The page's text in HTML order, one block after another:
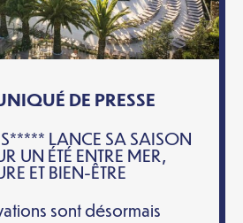
DE PRESSE
LANCE SA SAISON
UN ÉTÉ ENTRE MER,
ET BIEN-ÊTRE
sont désormais